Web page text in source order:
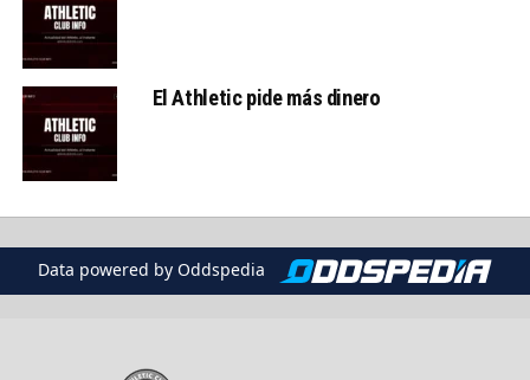
El Athletic pide más dinero
Data powered by Oddspedia